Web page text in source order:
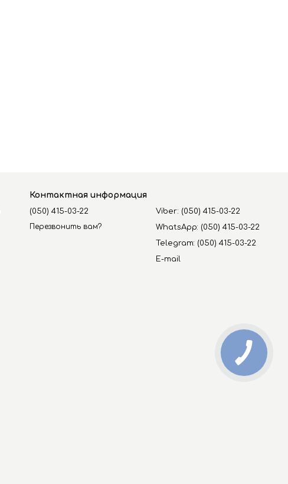
Контактная информация
(050) 415-03-22
Перезвонить вам?
Viber: (050) 415-03-22
WhatsApp: (050) 415-03-22
Telegram: (050) 415-03-22
E-mail